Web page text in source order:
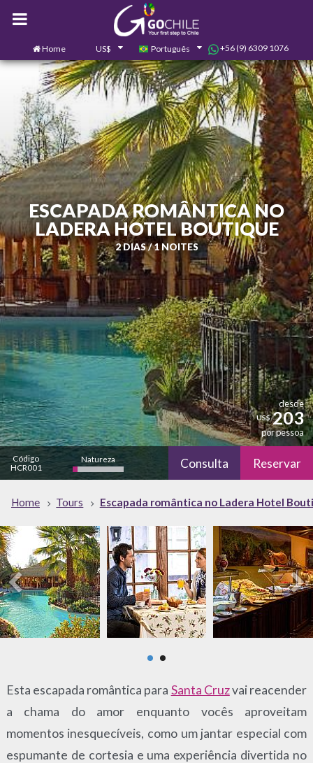
Home US$ Português +56 (9) 6309 1076
Contate-nos 0
ESCAPADA ROMÂNTICA NO
LADERA HOTEL BOUTIQUE
2 DIAS / 1 NOITES
desde
US$ 203
por pessoa
Código
HCR001
Natureza
bajo
Consulta Reservar
Home Tours Escapada romântica no Ladera Hotel
Esta escapada romântica para Santa Cruzvai reacender
a chama do amor enquanto vocês aproveitam
momentos inesquecíveis, como um jantar especial com
espumante de cortesia e uma experiência divertida no